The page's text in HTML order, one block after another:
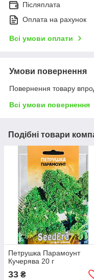
Післяплата
Оплата на рахунок
Всі умови оплати
Умови повернення
Повернення товару
Всі умови повернення
Подібні товари
Петрушка Парамоунт
Кучерява 20 г
33 ₴